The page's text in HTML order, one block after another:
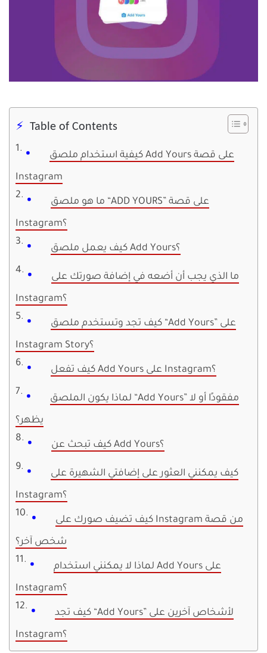
Table of Contents
كيفية استخدام ملصق Add Yours على قصة
Instagram
ما هو ملصق “ADD YOURS” على قصة
Instagram؟
كيف يعمل ملصق Add Yours؟
ما الذي يجب أن أضعه في إضافة صورتك على
Instagram؟
كيف تجد وتستخدم ملصق “Add Yours” على
Instagram Story؟
كيف تفعل Add Yours على Instagram؟
لماذا يكون الملصق “Add Yours” مفقودًا أو لا
يظهر؟
كيف تبحث عن Add Yours؟
كيف يمكنني العثور على إضافتي الشهيرة على
Instagram؟
كيف تضيف صورك على Instagram من قصة
شخص آخر؟
لماذا لا يمكنني استخدام Add Yours على
Instagram؟
كيف تجد “Add Yours” لأشخاص آخرين على
Instagram؟